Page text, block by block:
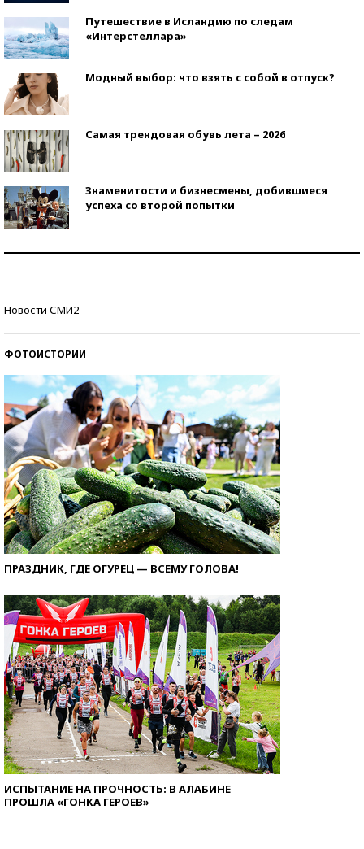
Путешествие в Исландию по следам
«Интерстеллара»
Модный выбор: что взять с собой в отпуск?
Самая трендовая обувь лета – 2026
Знаменитости и бизнесмены, добившиеся
успеха со второй попытки
Новости СМИ2
ФОТОИСТОРИИ
ПРАЗДНИК, ГДЕ ОГУРЕЦ — ВСЕМУ ГОЛОВА!
ИСПЫТАНИЕ НА ПРОЧНОСТЬ: В АЛАБИНЕ
ПРОШЛА «ГОНКА ГЕРОЕВ»